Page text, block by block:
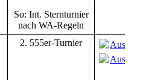
So: Int. Sternturnier
nach WA-Regeln
2. 555er-Turnier